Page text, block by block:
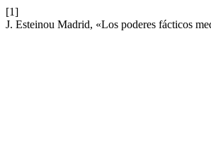
[1]
J. Esteinou Madrid, «Los poderes fácticos